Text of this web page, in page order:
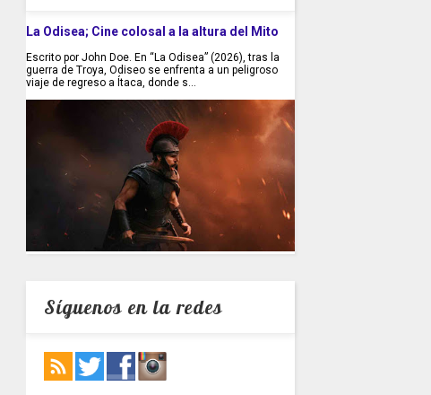
La Odisea; Cine colosal a la altura del Mito
Escrito por John Doe. En “La Odisea” (2026), tras la
guerra de Troya, Odiseo se enfrenta a un peligroso
viaje de regreso a Ítaca, donde s...
Síguenos en la redes